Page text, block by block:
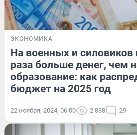
ЭКОНОМИКА
На военных и силовиков
раза больше денег, чем
образование: как
бюджет на 2025 год
22 ноября, 2024, 06:00 2 838 29